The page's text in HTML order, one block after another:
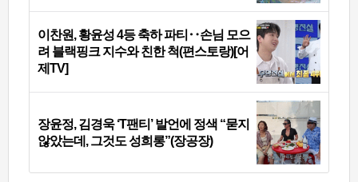
이찬원, 황윤성 4등 축하 파티‥손님 모으
려 블랙핑크 지수와 친한 척(편스토랑)[어
제TV]
장윤정, 김경욱 ‘T팬티’ 발언에 정색 “묻지
않았는데, 그것도 성희롱”(장공장)